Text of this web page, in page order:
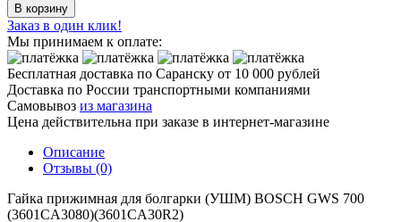
В корзину
Заказ в один клик!
Мы принимаем к оплате:
Бесплатная доставка по Саранску от 10 000 рублей
Доставка по России транспортными компаниями
Самовывоз из магазина
Цена действительна при заказе в интернет-магазине
Описание
Отзывы (0)
Гайка прижимная для болгарки (УШМ) BOSCH GWS 700
(3601CA3080)(3601CA30R2)